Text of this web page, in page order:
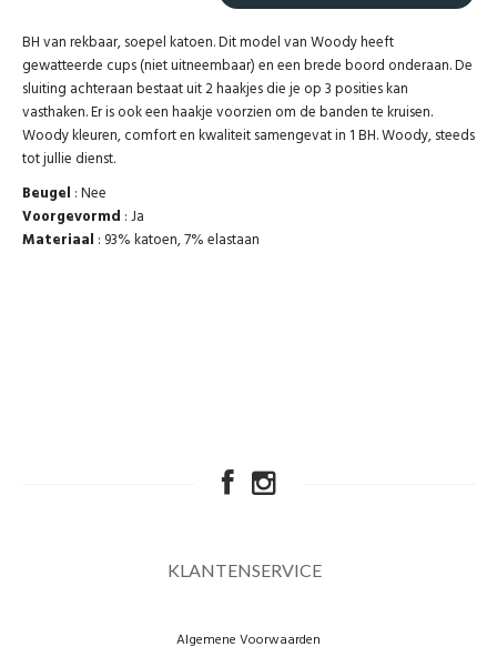
BH van rekbaar, soepel katoen. Dit model van Woody heeft
gewatteerde cups (niet uitneembaar) en een brede boord onderaan. De
sluiting achteraan bestaat uit 2 haakjes die je op 3 posities kan
vasthaken. Er is ook een haakje voorzien om de banden te kruisen.
Woody kleuren, comfort en kwaliteit samengevat in 1 BH. Woody, steeds
tot jullie dienst.
Beugel : Nee
Voorgevormd : Ja
Materiaal : 93% katoen, 7% elastaan
KLANTENSERVICE
Algemene Voorwaarden